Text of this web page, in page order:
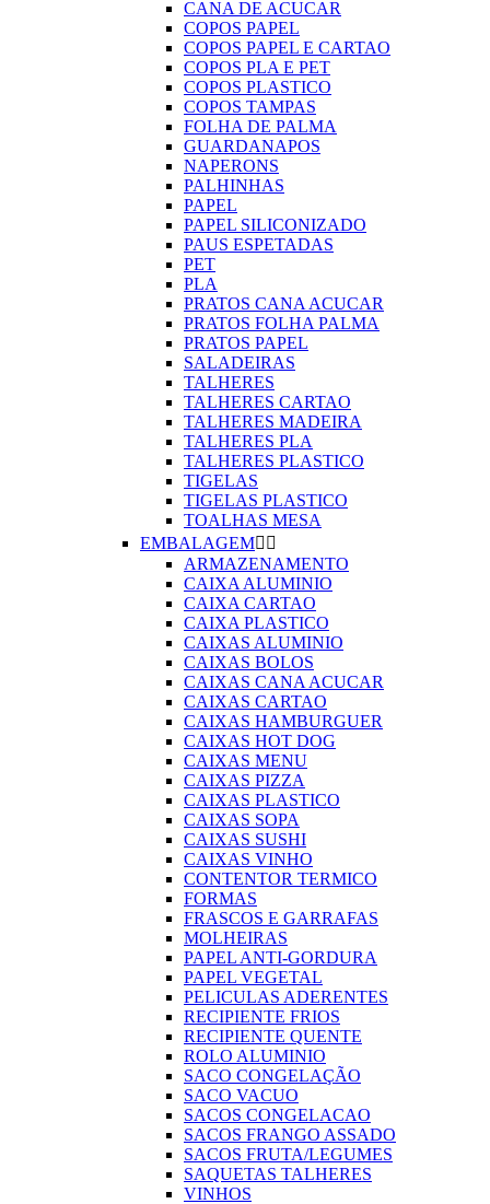
CANA DE ACUCAR
COPOS PAPEL
COPOS PAPEL E CARTAO
COPOS PLA E PET
COPOS PLASTICO
COPOS TAMPAS
FOLHA DE PALMA
GUARDANAPOS
NAPERONS
PALHINHAS
PAPEL
PAPEL SILICONIZADO
PAUS ESPETADAS
PET
PLA
PRATOS CANA ACUCAR
PRATOS FOLHA PALMA
PRATOS PAPEL
SALADEIRAS
TALHERES
TALHERES CARTAO
TALHERES MADEIRA
TALHERES PLA
TALHERES PLASTICO
TIGELAS
TIGELAS PLASTICO
TOALHAS MESA
EMBALAGEM 
ARMAZENAMENTO
CAIXA ALUMINIO
CAIXA CARTAO
CAIXA PLASTICO
CAIXAS ALUMINIO
CAIXAS BOLOS
CAIXAS CANA ACUCAR
CAIXAS CARTAO
CAIXAS HAMBURGUER
CAIXAS HOT DOG
CAIXAS MENU
CAIXAS PIZZA
CAIXAS PLASTICO
CAIXAS SOPA
CAIXAS SUSHI
CAIXAS VINHO
CONTENTOR TERMICO
FORMAS
FRASCOS E GARRAFAS
MOLHEIRAS
PAPEL ANTI-GORDURA
PAPEL VEGETAL
PELICULAS ADERENTES
RECIPIENTE FRIOS
RECIPIENTE QUENTE
ROLO ALUMINIO
SACO CONGELAÇÃO
SACO VACUO
SACOS CONGELACAO
SACOS FRANGO ASSADO
SACOS FRUTA/LEGUMES
SAQUETAS TALHERES
VINHOS